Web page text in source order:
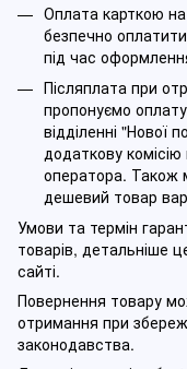
Оплата карткою
безпечно
під час
Післяплата при
пропонуємо
відділенні "Нової
додаткову
оператора. Також
дешевий товар
Умови та термін
товарів, детальніше
сайті.
Повернення товару
отримання при
законодавства.